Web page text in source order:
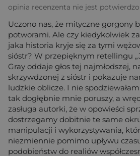
opinia recenzenta nie jest
Uczono nas, że mityczne gorgony
potworami. Ale czy kiedykolwiek
jaka historia kryje się za tymi
sióstr? W przepięknym retellingu
Gray oddaje głos tej najmłodszej,
skrzywdzonej z sióstr i pokazuje
ludzkie oblicze. I nie
tak dogłębnie mnie poruszy, a
zasługa autorki, że w opowieści
dostrzegamy dobitnie te same
manipulacji i wykorzystywania,
niezmiennie pomimo upływu
podobieństw do realiów